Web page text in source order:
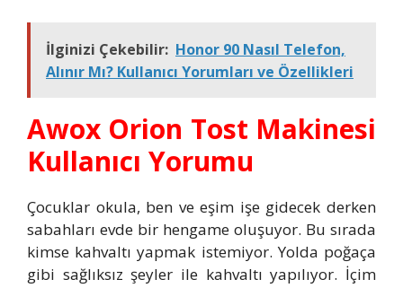
İlginizi Çekebilir: Honor 90 Nasıl Telefon,
Alınır Mı? Kullanıcı Yorumları ve Özellikleri
Awox Orion Tost Makinesi
Kullanıcı Yorumu
Çocuklar okula, ben ve eşim işe gidecek derken
sabahları evde bir hengame oluşuyor. Bu sırada
kimse kahvaltı yapmak istemiyor. Yolda poğaça
gibi sağlıksız şeyler ile kahvaltı yapılıyor. İçim